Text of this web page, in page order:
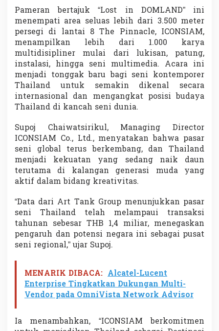
r
a
n
e
n
i
i
l
a
d
T
e
r
b
e
s
r
d
a
n
I
m
s
i
f
Pameran bertajuk “Lost in DOMLAND” ini
menempati area seluas lebih dari 3.500 meter
persegi di lantai 8 The Pinnacle, ICONSIAM,
menampilkan lebih dari 1.000 karya
multidisipliner mulai dari lukisan, patung,
instalasi, hingga seni multimedia. Acara ini
menjadi tonggak baru bagi seni kontemporer
Thailand untuk semakin dikenal secara
internasional dan mengangkat posisi budaya
Thailand di kancah seni dunia.
Supoj Chaiwatsirikul, Managing Director
ICONSIAM Co., Ltd., menyatakan bahwa pasar
seni global terus berkembang, dan Thailand
menjadi kekuatan yang sedang naik daun
terutama di kalangan generasi muda yang
aktif dalam bidang kreativitas.
“Data dari Art Tank Group menunjukkan pasar
seni Thailand telah melampaui transaksi
tahunan sebesar THB 1,4 miliar, menegaskan
pengaruh dan potensi negara ini sebagai pusat
seni regional,” ujar Supoj.
MENARIK DIBACA: Alcatel-Lucent
Enterprise Tingkatkan Dukungan Multi-
Vendor pada OmniVista Network Advisor
Ia menambahkan, “ICONSIAM berkomitmen